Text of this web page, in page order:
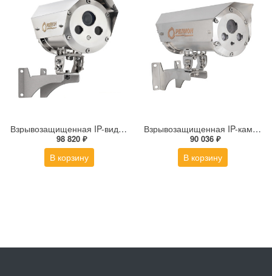
Взрывозащищенная IP-видеокамера Релион Релион-Exd-Н-100-ИК-IP5Мп2.8mm-PoE-МК-TR
98 820 ₽
В корзину
Взрывозащищенная IP-камера Релион Релион-Exd-Н-150-ИК-IP2Мп2.8mm-220-С-TR
90 036 ₽
В корзину